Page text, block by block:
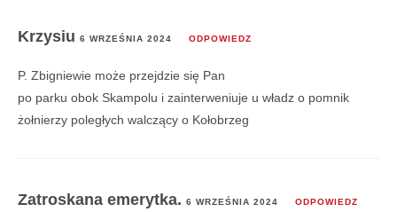
Krzysiu 6 WRZEŚNIA 2024 ODPOWIEDZ
P. Zbigniewie może przejdzie się Pan
po parku obok Skampolu i zainterweniuje u władz o pomnik
żołnierzy poległych walczący o Kołobrzeg
Zatroskana emerytka. 6 WRZEŚNIA 2024 ODPOWIEDZ